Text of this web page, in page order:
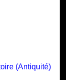
(Antiquité)